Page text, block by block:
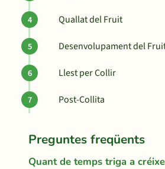
Quallat del Fruit
Desenvolupament del
Llest per Collir
Post-Collita
Preguntes freqüents
Quant de temps triga a